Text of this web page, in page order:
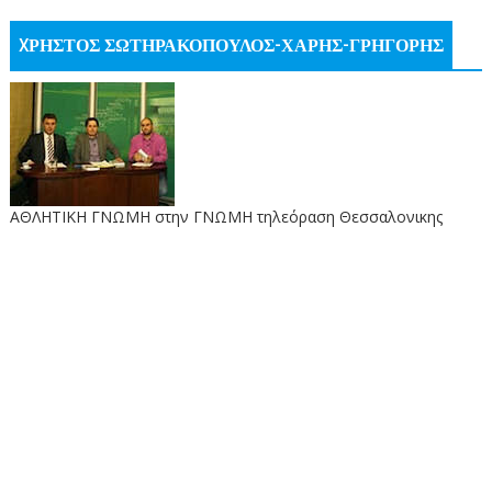
XΡΗΣΤΟΣ ΣΩΤΗΡΑΚΟΠΟΥΛΟΣ-ΧΑΡΗΣ-ΓΡΗΓΟΡΗΣ
ΑΘΛΗΤΙΚΗ ΓΝΩΜΗ στην ΓΝΩΜΗ τηλεόραση Θεσσαλονικης